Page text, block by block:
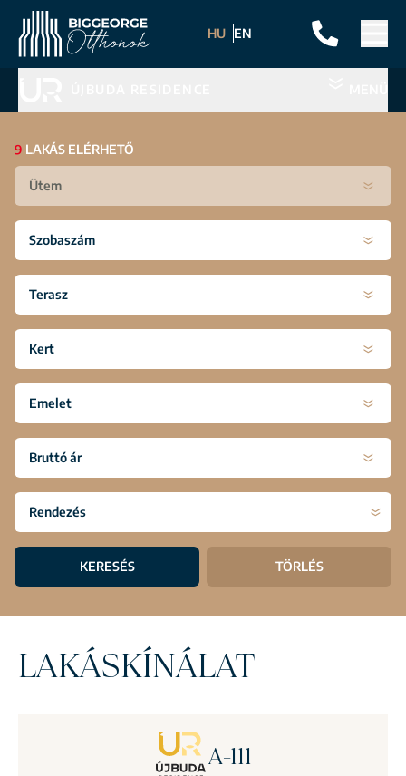
HU EN
9 LAKÁS ELÉRHETŐ
Ütem
Szobaszám
Terasz
Kert
Emelet
Bruttó ár
KERESÉS TÖRLÉS
LAKÁSKÍNÁLAT
A-111